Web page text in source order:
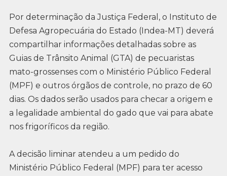
Por determinação da Justiça Federal, o Instituto de
Defesa Agropecuária do Estado (Indea-MT) deverá
compartilhar informações detalhadas sobre as
Guias de Trânsito Animal (GTA) de pecuaristas
mato-grossenses com o Ministério Público Federal
(MPF) e outros órgãos de controle, no prazo de 60
dias. Os dados serão usados para checar a origem e
a legalidade ambiental do gado que vai para abate
nos frigoríficos da região.
A decisão liminar atendeu a um pedido do
Ministério Público Federal (MPF) para ter acesso